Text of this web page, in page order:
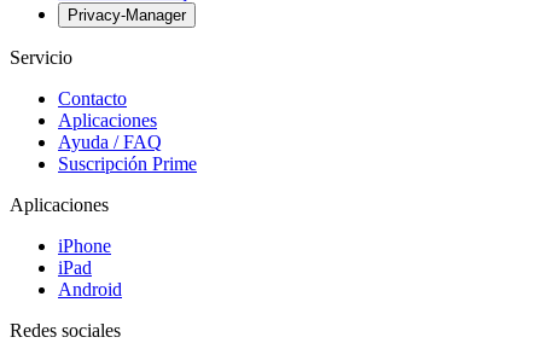
Privacy-Manager
Servicio
Contacto
Aplicaciones
Ayuda / FAQ
Suscripción Prime
Aplicaciones
iPhone
iPad
Android
Redes sociales